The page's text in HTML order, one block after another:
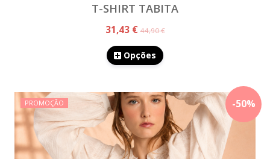
T-SHIRT TABITA
31,43 €44,90 €
Opções
-50%
PROMOÇÃO